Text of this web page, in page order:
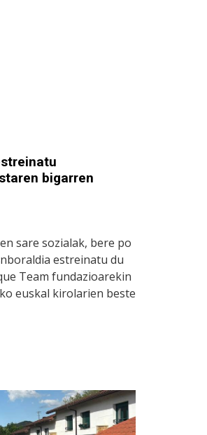
bigarren
sare sozialak, bere po
estreinatu du
Team fundazioarekin
euskal kirolarien beste